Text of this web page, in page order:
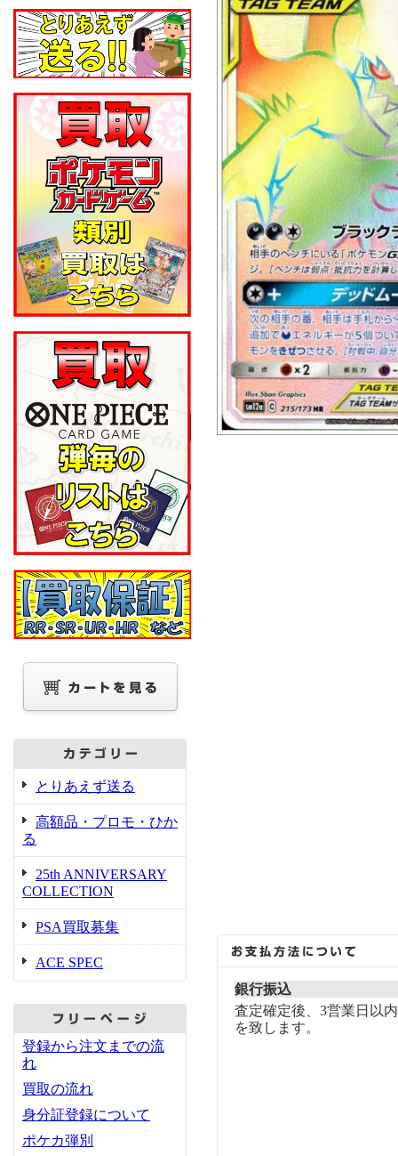
とりあえず送る
高額品・プロモ・ひか
る
25th ANNIVERSARY
COLLECTION
PSA買取募集
ACE SPEC
登録から注文までの流
れ
買取の流れ
身分証登録について
ポケカ弾別
銀行振込
査定確定後、3営業日以
を致します。